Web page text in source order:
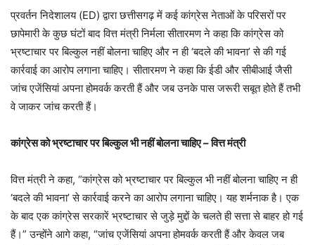
प्रवर्तन निदेशालय (ED) द्वारा छत्तीसगढ़ में कई कांग्रेस नेताओं के परिसरों पर
छापेमारी के कुछ घंटों बाद वित्त मंत्री निर्मला सीतारमण ने कहा कि कांग्रेस को
भ्रष्टाचार पर बिल्कुल नहीं बोलना चाहिए और न ही ‘बदले की भावना’ से की गई
कार्रवाई का आरोप लगाना चाहिए। सीतारमण ने कहा कि ईडी और सीबीआई जैसी
जांच एजेंसियां अपना होमवर्क करती हैं और जब उनके पास जरूरी सबूत होते हैं तभी
वे जाकर जांच करती हैं।
कांग्रेस को भ्रष्टाचार पर बिल्कुल भी नहीं बोलना चाहिए – वित्त मंत्री
वित्त मंत्री ने कहा, “कांग्रेस को भ्रष्टाचार पर बिल्कुल भी नहीं बोलना चाहिए न ही
‘बदले की भावना’ से कार्रवाई करने का आरोप लगाना चाहिए। यह शर्मनाक है। एक
के बाद एक कांग्रेस सरकारें भ्रष्टाचार से जुड़े मुद्दों के चलते ही सत्ता से बाहर हो गई
हैं।” उन्होंने आगे कहा, “जांच एजेंसियां अपना होमवर्क करती हैं और केवल जब